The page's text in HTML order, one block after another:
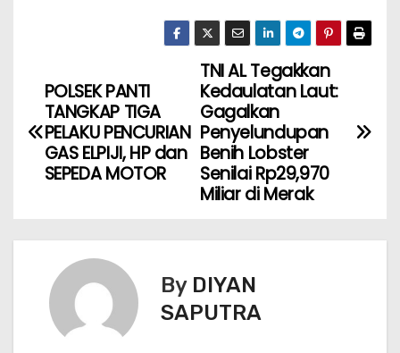
TNI AL Tegakkan
Kedaulatan Laut:
Gagalkan
Penyelundupan
Benih Lobster
Senilai Rp29,970
Miliar di Merak
POLSEK PANTI
TANGKAP TIGA
PELAKU PENCURIAN
GAS ELPIJI, HP dan
SEPEDA MOTOR
By DIYAN
SAPUTRA